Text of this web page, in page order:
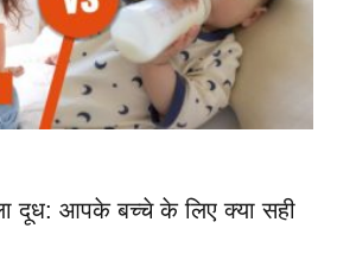
दूध: आपके बच्चे के लिए क्या सही